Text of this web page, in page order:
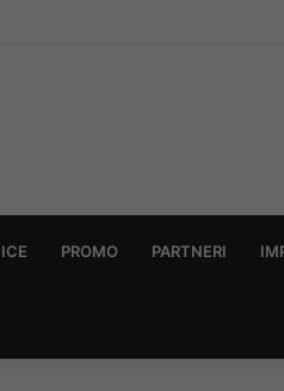
PROMO PARTNERI